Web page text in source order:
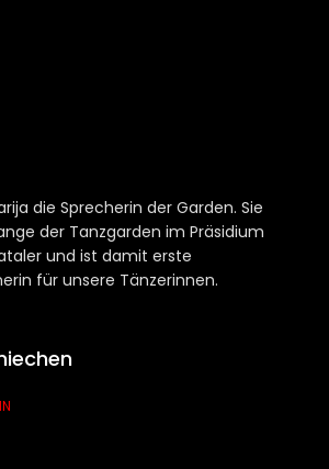
die Sprecherin der Garden. Sie
der Tanzgarden im Präsidium
und ist damit erste
für unsere Tänzerinnen.